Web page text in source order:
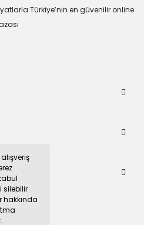
silebilir
hakkında
Türkiye’nin en güvenilir online